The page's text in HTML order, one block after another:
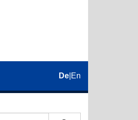
De En